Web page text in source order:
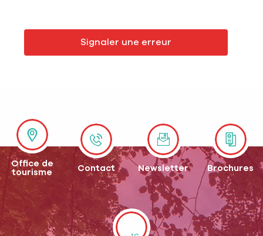
Signaler une erreur
Office de
tourisme
Contact Newsletter Brochures